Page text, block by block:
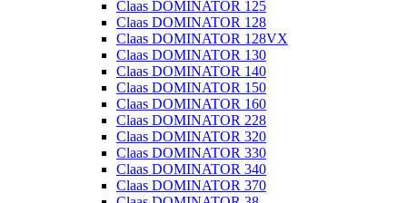
Claas DOMINATOR 125
Claas DOMINATOR 128
Claas DOMINATOR 128VX
Claas DOMINATOR 130
Claas DOMINATOR 140
Claas DOMINATOR 150
Claas DOMINATOR 160
Claas DOMINATOR 228
Claas DOMINATOR 320
Claas DOMINATOR 330
Claas DOMINATOR 340
Claas DOMINATOR 370